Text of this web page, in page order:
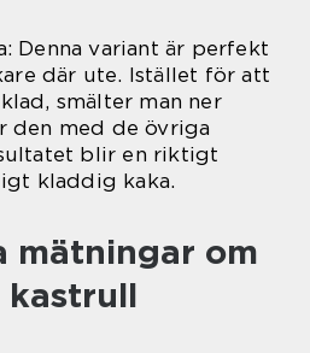
Denna variant är perfekt
där ute. Istället för att
smälter man ner
den med de övriga
blir en riktigt
kladdig kaka.
mätningar om
kastrull